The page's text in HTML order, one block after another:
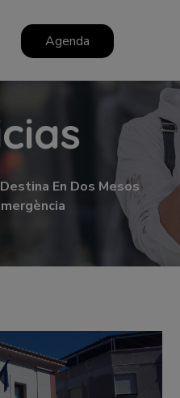
Agenda
En Dos Mesos